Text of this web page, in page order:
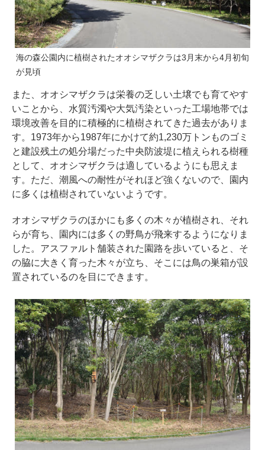
海の森公園内に植樹されたオオシマザクラは3月末から4月初旬
が見頃
また、オオシマザクラは栄養の乏しい土壌でも育てやす
いことから、水質汚濁や大気汚染といった工場地帯では
環境改善を目的に積極的に植樹されてきた過去がありま
す。1973年から1987年にかけて約1,230万トンものゴミ
と建設残土の処分場だった中央防波堤に植えられる樹種
として、オオシマザクラは適しているようにも思えま
す。ただ、潮風への耐性がそれほど強くないので、園内
に多くは植樹されていないようです。
オオシマザクラのほかにも多くの木々が植樹され、それ
らが育ち、園内には多くの野鳥が飛来するようになりま
した。アスファルト舗装された園路を歩いていると、そ
の脇に大きく育った木々が立ち、そこには鳥の巣箱が設
置されているのを目にできます。